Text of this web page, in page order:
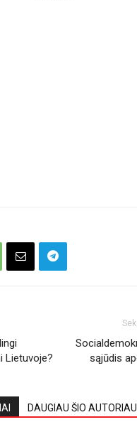
Lietuvoje?
sąjūdis
DAUGIAU ŠIO